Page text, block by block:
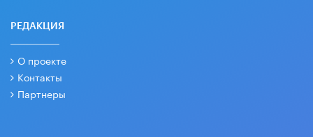
РЕДАКЦИЯ
О проекте
Контакты
Партнеры